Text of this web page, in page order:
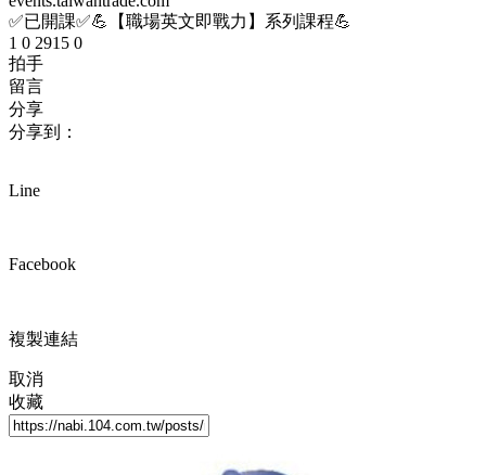
✅已開課✅💪【職場英文即戰力】系列課程💪
1 0 2915 0
拍手
留言
分享
分享到：
Line
Facebook
複製連結
取消
收藏